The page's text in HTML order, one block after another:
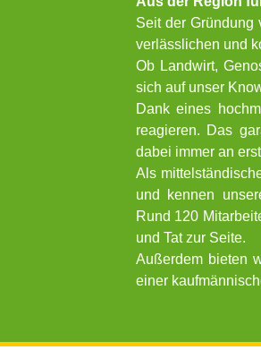
Seit der Gründung
verlässlichen und
Ob Landwirt,
sich auf unser
Dank eines
reagieren. Das
dabei immer an
Als
und kennen
Rund 120
und Tat zur Seite.
Außerdem bieten
einer